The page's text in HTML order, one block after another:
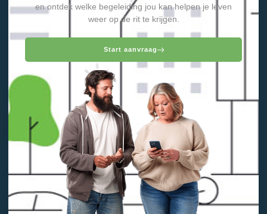
en ontdek welke begeleiding jou kan helpen je leven
weer op de rit te krijgen.
Start aanvraag